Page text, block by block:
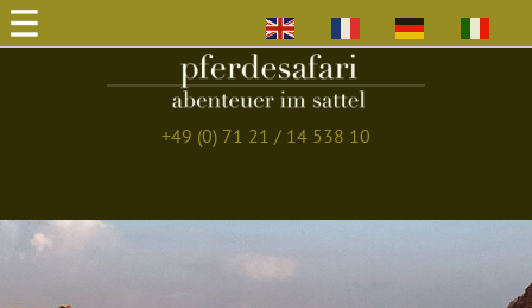
+49 (0) 71 21 / 14 538 10